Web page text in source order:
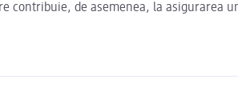
de asemenea, la asigurarea